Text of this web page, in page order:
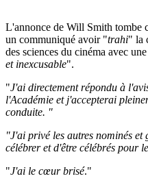
L'annonce de Will Smith tombe
un communiqué avoir "trahi" la
des sciences du cinéma avec
et inexcusable".
"J'ai directement répondu à
l'Académie et j'accepterai
conduite. "
"J'ai privé les autres nominés
célébrer et d'être célébrés pour
"J'ai le cœur brisé."